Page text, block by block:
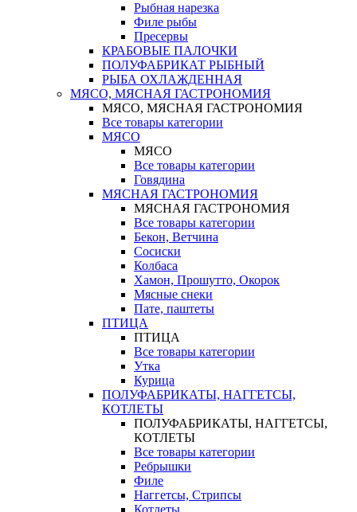
Рыбная нарезка
Филе рыбы
Пресервы
КРАБОВЫЕ ПАЛОЧКИ
ПОЛУФАБРИКАТ РЫБНЫЙ
РЫБА ОХЛАЖДЕННАЯ
МЯСО, МЯСНАЯ ГАСТРОНОМИЯ
МЯСО, МЯСНАЯ ГАСТРОНОМИЯ
Все товары категории
МЯСО
МЯСО
Все товары категории
Говядина
МЯСНАЯ ГАСТРОНОМИЯ
МЯСНАЯ ГАСТРОНОМИЯ
Все товары категории
Бекон, Ветчина
Сосиски
Колбаса
Хамон, Прошутто, Окорок
Мясные снеки
Пате, паштеты
ПТИЦА
ПТИЦА
Все товары категории
Утка
Курица
ПОЛУФАБРИКАТЫ, НАГГЕТСЫ,
КОТЛЕТЫ
ПОЛУФАБРИКАТЫ, НАГГЕТСЫ,
КОТЛЕТЫ
Все товары категории
Ребрышки
Филе
Наггетсы, Стрипсы
Котлеты